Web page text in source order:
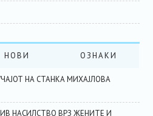
НОВИ ОЗНАКИ
НА СТАНКА МИХАЈЛОВА
НАСИЛСТВО ВРЗ ЖЕНИТЕ И